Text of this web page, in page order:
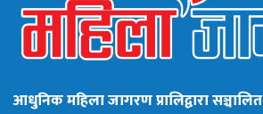
आधुनिक महिला जागरण प्रालिद्वारा सञ्चालित